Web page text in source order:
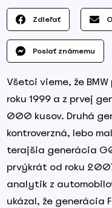
Zdieľať
Poslať známemu
Všetci vieme, že
roku 1999 a z prvej
000 kusov. Druhá
kontroverzná, lebo
terajšia generácia
prvýkrát od roku
analytik z
ukázal, že generácia